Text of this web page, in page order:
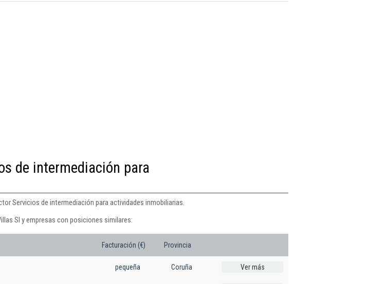
de intermediación para
Servicios de intermediación para actividades inmobiliarias.
Sl y empresas con posiciones similares:
Facturación (€) Provincia
pequeña Coruña Ver más